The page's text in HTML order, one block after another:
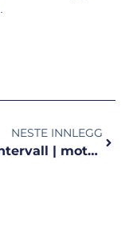
NESTE INNLEGG
Ukas intervall | motbakke eller mølla